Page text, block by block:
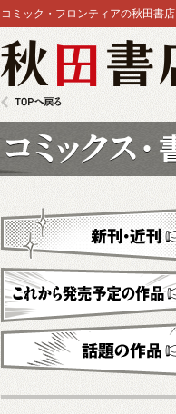
コミック・フロンティアの秋田書店
新刊・近刊
これから発売予定